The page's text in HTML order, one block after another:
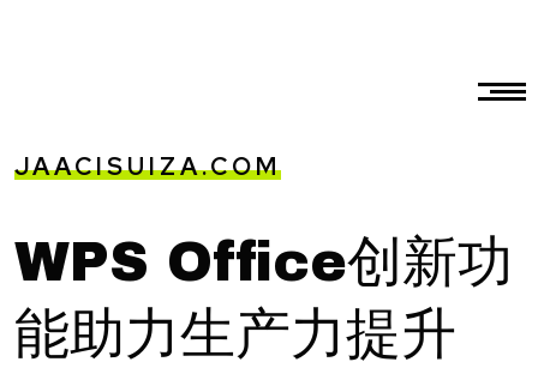
JAACISUIZA.COM
WPS Office创新功
能助力生产力提升